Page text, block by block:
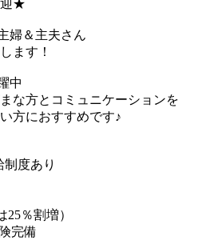
迎★
婦＆主夫さん
ます！
中
な方とコミュニケーションを
方におすすめです♪
度あり
％割増）
完備